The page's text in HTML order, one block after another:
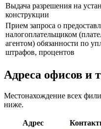
Выдача разрешения на
конструкции
Прием запроса о
налогоплательщиком
агентом) обязанности по
штрафов, процентов
Адреса офисов и
Местонахождение всех
ниже.
Адрес